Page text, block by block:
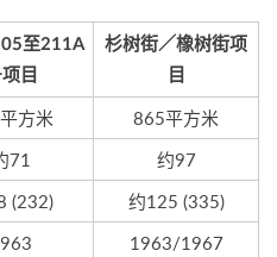
至211A
目
杉树街／橡树街项
目
方米
865平方米
71
约97
(232)
约125 (335)
1963/1967